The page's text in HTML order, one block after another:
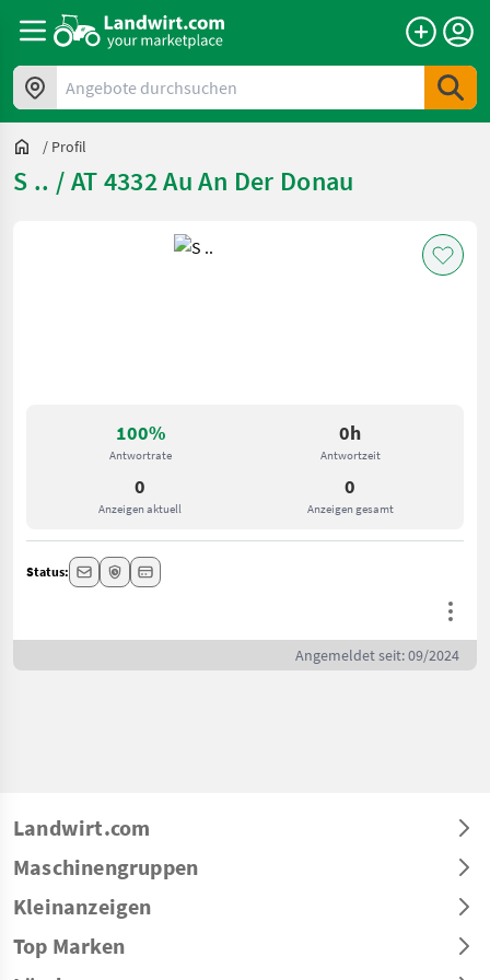
Angebote durchsuchen
/ Profil
S .. / AT 4332 Au An Der Donau
100%
Antwortrate
0h
Antwortzeit
0
Anzeigen aktuell
0
Anzeigen gesamt
Status:
Angemeldet seit: 09/2024
Landwirt.com
Maschinengruppen
Kleinanzeigen
Top Marken